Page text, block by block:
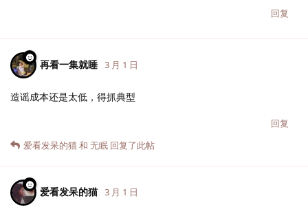
回复
再看一集就睡 3 月 1 日
造谣成本还是太低，得抓典型
回复
爱看发呆的猫和 无眠 回复了此帖
爱看发呆的猫 3 月 1 日